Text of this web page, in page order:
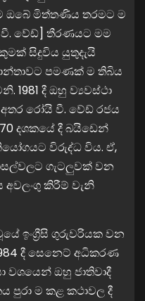
ඔබේ මිත්තණිය තරමට ම
වී. වේඩ්] තීරණයට මම
සිදුවිය යුතුදැයි
පමණක් ම තිබිය
1981 දී ඔහු ව්‍යවස්ථා
රෝයි වී. වේඩ් රජය
දශකයේ දී බයිඩෙන්
විරුද්ධ විය. ඒ,
ගැටලුවක් වන
කිරීම් වැනි
ඉංග්‍රීසි ගුරුවරියක වන
දී සෙනෙට් අධිකරණ
වශයෙන් ඔහු ජාතිවාදී
පුරා ම කළ කථාවල දී